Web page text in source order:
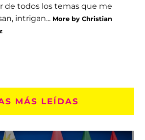
de todos los temas que me
intrigan... More by Christian
MÁS LEÍDAS